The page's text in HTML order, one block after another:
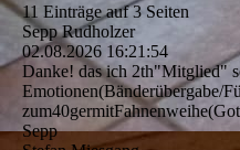
11 Einträge auf 3 Seiten
Sepp Rudholzer
02.08.2026 16:21:54
Danke! das ich 2th"Mitglied"
Emotionen(­Bä­nderü­bergabe/­
Sepp